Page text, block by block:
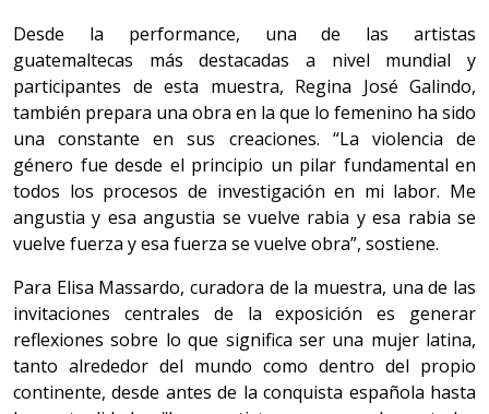
Desde la performance, una de las artistas
guatemaltecas más destacadas a nivel mundial y
participantes de esta muestra, Regina José Galindo,
también prepara una obra en la que lo femenino ha sido
una constante en sus creaciones. “La violencia de
género fue desde el principio un pilar fundamental en
todos los procesos de investigación en mi labor. Me
angustia y esa angustia se vuelve rabia y esa rabia se
vuelve fuerza y esa fuerza se vuelve obra”, sostiene.
Para Elisa Massardo, curadora de la muestra, una de las
invitaciones centrales de la exposición es generar
reflexiones sobre lo que significa ser una mujer latina,
tanto alrededor del mundo como dentro del propio
continente, desde antes de la conquista española hasta